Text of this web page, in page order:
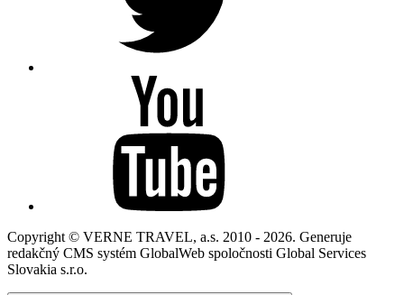
Copyright © VERNE TRAVEL, a.s. 2010 - 2026. Generuje
redakčný CMS systém GlobalWeb spoločnosti Global Services
Slovakia s.r.o.